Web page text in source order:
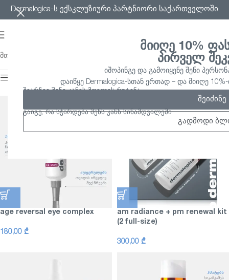
მიიღე 10%
პირველ
იშოპინგე და გამოიყენე შენი
დაიწყე Dermalogica-სთან ერთად – და მიიღე
შეარჩიე შენი კანის მოვლის რუტინა
შეიძინე
გაიგე, რა სჭირდება შენს კანს სინამდვილეში
გადმოდი
Dermalogica-ს ექსკლუზიური პარტნიორი საქართველოში
მთავარი Showing all 23 results
ფილტრის ჩართვა
age reversal eye complex
180,00 ₾
am radiance + pm renewal kit
(2 full-size)
300,00 ₾